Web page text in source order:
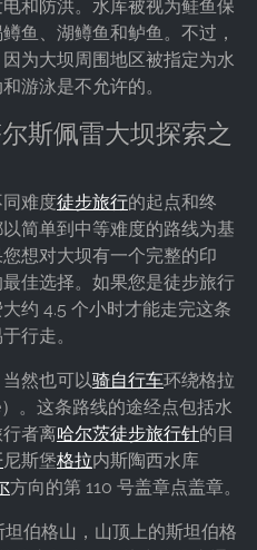
和防洪。水库被视为鲑鱼保
鱼、湖鳟鱼和鲈鱼。不过，
为大坝周围地区被指定为水
游泳是不允许的。
斯佩雷大坝探索之
难度徒步旅行的起点和终
简单到中等难度的路线为基
想对大坝有一个完整的印
佳选择。如果您是徒步旅行
约 4.5 个小时才能走完这条
行走。
然也可以骑自行车环绕格拉
。这条路线的途经点包括水
者离哈尔茨徒步旅行针的目
尼斯堡格拉内斯陶西水库
方向的第 110 号盖章点盖章。
伯格山，山顶上的斯坦伯格
收集信息。这些信息有助
用我们的网站。
数据